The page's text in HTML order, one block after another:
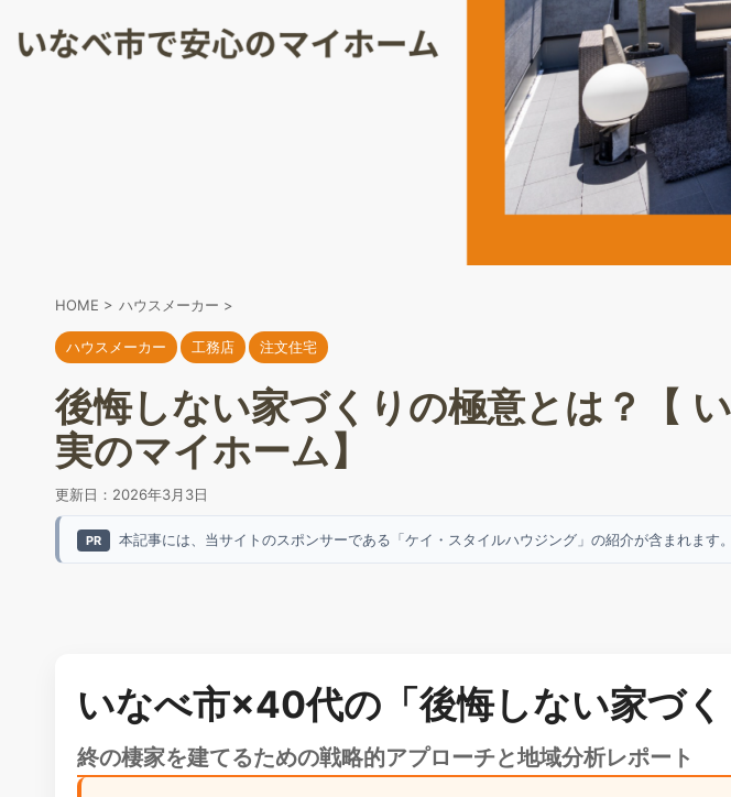
HOME > ハウスメーカー >
ハウスメーカー 工務店 注文住宅
後悔しない家づくりの極意とは？【
実のマイホーム】
更新日： 2026年3月3日
PR 本記事には、当サイトのスポンサーである「ケイ・スタイルハウジング」の紹介が含まれます
いなべ市×40代の「後悔しない家づく
終の棲家を建てるための戦略的アプローチと地域分析レポート